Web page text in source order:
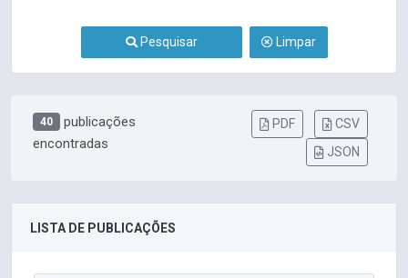
Pesquisar Limpar
40
publicações
encontradas
PDF
CSV
JSON
LISTA DE PUBLICAÇÕES